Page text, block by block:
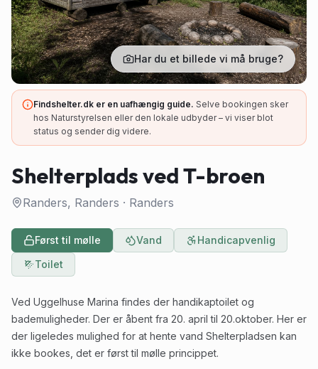
Har du et billede vi må bruge?
Findshelter.dk er en uafhængig guide. Selve bookingen sker
hos Naturstyrelsen eller den lokale udbyder – vi viser blot
status og sender dig videre.
Shelterplads ved T-broen
Randers, Randers · Randers
Først til mølle Vand
Handicapvenlig
Toilet
Ved Uggelhuse Marina findes der handikaptoilet og
bademuligheder. Der er åbent fra 20. april til 20.oktober. Her er
der ligeledes mulighed for at hente vand Shelterpladsen kan
ikke bookes, det er først til mølle princippet.